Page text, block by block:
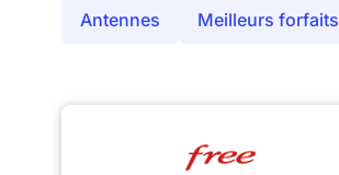
Antennes Meilleurs forfaits